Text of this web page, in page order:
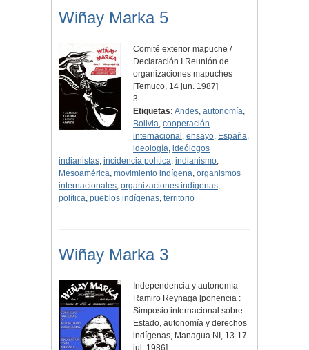
Wiñay Marka 5
Comité exterior mapuche /
Declaración I Reunión de
organizaciones mapuches
[Temuco, 14 jun. 1987]
3
Etiquetas: Andes,autonomía,
Bolivia,cooperación
internacional ,ensayo, España,
ideología,ideólogos
indianistas, incidencia política, indianismo,
Mesoamérica, movimiento indígena, organismos
internacionales, organizaciones indígenas,
política, pueblos indígenas, territorio
Wiñay Marka 3
Independencia y autonomía
Ramiro Reynaga [ponencia :
Simposio internacional sobre
Estado, autonomía y derechos
indígenas, Managua NI, 13-17